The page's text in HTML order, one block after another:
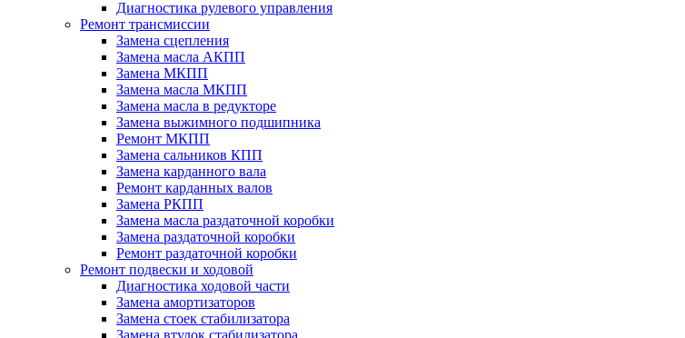
Диагностика рулевого управления
Ремонт трансмиссии
Замена сцепления
Замена масла АКПП
Замена МКПП
Замена масла МКПП
Замена масла в редукторе
Замена выжимного подшипника
Ремонт МКПП
Замена сальников КПП
Замена карданного вала
Ремонт карданных валов
Замена РКПП
Замена масла раздаточной коробки
Замена раздаточной коробки
Ремонт раздаточной коробки
Ремонт подвески и ходовой
Диагностика ходовой части
Замена амортизаторов
Замена стоек стабилизатора
Замена втулок стабилизатора